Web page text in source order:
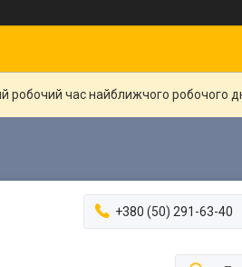
робочий час найближчого робочого
+380 (50) 291-63-40